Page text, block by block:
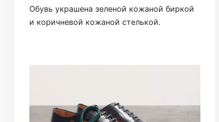
Обувь украшена зеленой кожаной биркой
и коричневой кожаной стелькой.